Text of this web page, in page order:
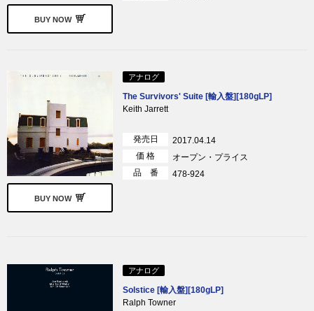
BUY NOW
BUY NOW
アナログ
The Survivors' Suite [輸入盤][180gLP]
Keith Jarrett
発売日
2017.04.14
価 格
オープン・プライス
品 番
478-924
アナログ
Solstice [輸入盤][180gLP]
Ralph Towner